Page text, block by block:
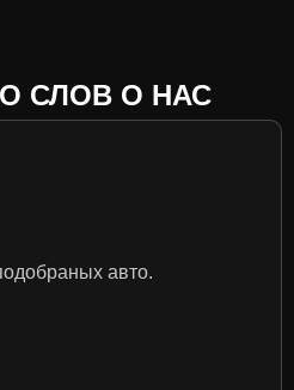
СЛОВ О НАС
авто.